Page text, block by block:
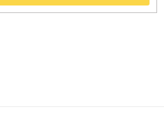
là sự bổ sung hoàn hảo để
trong kệ hoa.